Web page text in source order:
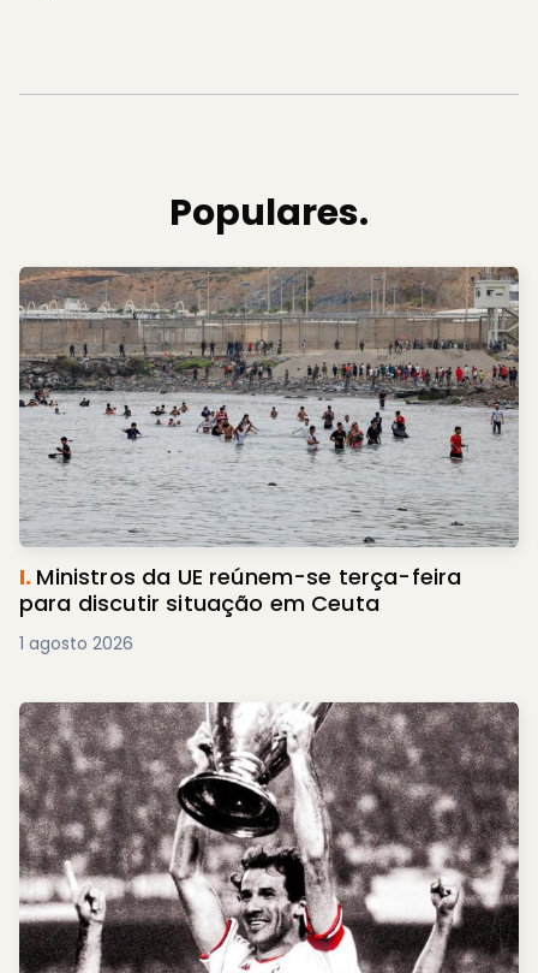
Populares.
I. Ministros da UE reúnem-se terça-feira
para discutir situação em Ceuta
1 agosto 2026